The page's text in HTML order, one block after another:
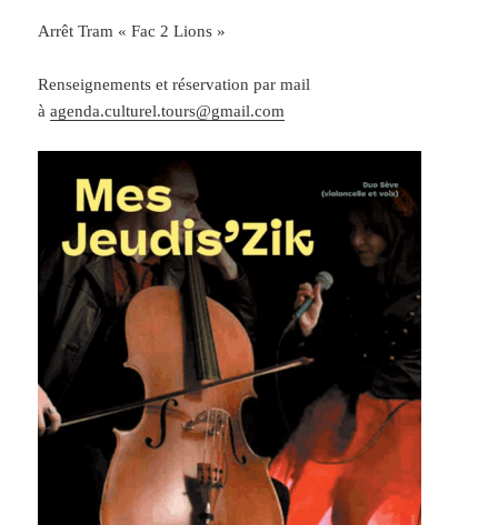
Arrêt Tram « Fac 2 Lions »
Renseignements et réservation par mail
àagenda.culturel.tours@gmail.com